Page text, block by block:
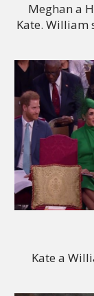
Meghan a
Kate. William
Kate a